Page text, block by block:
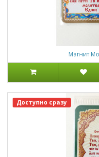
Магнит
Доступно сразу